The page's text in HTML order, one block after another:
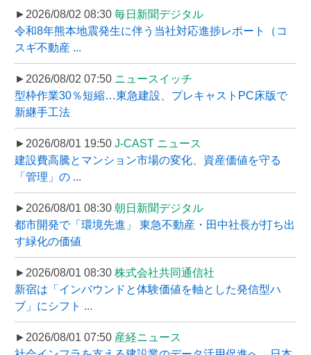
►2026/08/02 08:30 毎日新聞デジタル
令和8年熊本地震発生に伴う当社対応進捗レポート（コ
スギ不動産 ...
►2026/08/02 07:50 ニュースイッチ
型枠作業30％短縮…東急建設、プレキャストPC床版で
新継手工法
►2026/08/01 19:50 J-CAST ニュース
建設費高騰とマンション市場の変化、資産価値を守る
「管理」の ...
►2026/08/01 08:30 朝日新聞デジタル
都市開発で「環境先進」 東急不動産・田中社長が打ち出
す緑化の価値
►2026/08/01 08:30 株式会社共同通信社
新宿は「インバウンドと体験価値を軸とした発信型ハ
ブ」にシフト ...
►2026/08/01 07:50 産経ニュース